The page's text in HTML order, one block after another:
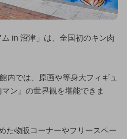
ム in 沼津」は、全国初のキン肉
内では、原画や等身大フィギュ
ン』の世界観を堪能できま
た物販コーナーやフリースペー